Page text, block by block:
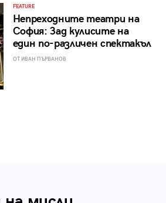
FEATURE
Непреходните театри на
София: Зад кулисите на
един по-различен спектакъл
ОТ ИВАН ПЪРВАНОВ